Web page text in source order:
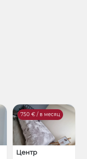
750 € / в месяц
Центр